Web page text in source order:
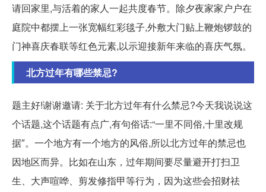
请回家里,与活着的家人一起共度春节。除夕夜家家户户在
庭院中都摆上一张宽幅红彩毯子,外敷大门贴上鞭炮锣鼓的
门神喜庆春联等红色元素,以示迎接新年来临的喜庆气氛。
北方过年有哪些禁忌?
题主好!谢谢邀请: 关于北方过年有什么禁忌?今天我说说这
个话题,这个话题有点广,有句俗话:“一里不同俗,十里改规
据″。一个地方有一个地方的风俗,所以北方过年的禁忌也
因地区而异。比如在山东，过年期间要尽量避开打扫卫
生、大声喧哗、剪发修指甲等行为，因为这些会招财祛